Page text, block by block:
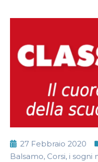
27 Febbraio 2020
Balsamo, Corsi, i sogni